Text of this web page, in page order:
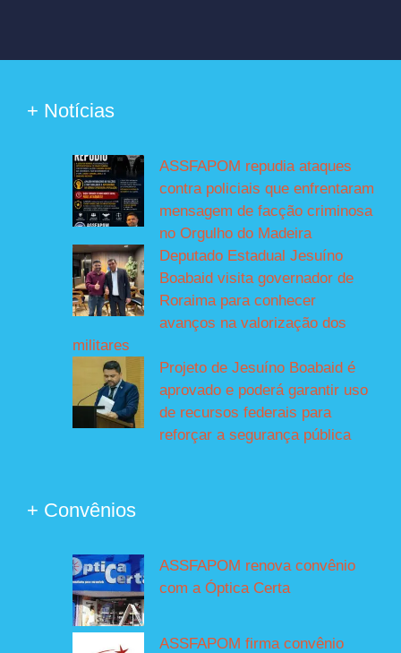
+ Notícias
ASSFAPOM repudia ataques
contra policiais que enfrentaram
mensagem de facção criminosa
no Orgulho do Madeira
Deputado Estadual Jesuíno
Boabaid visita governador de
Roraima para conhecer
avanços na valorização dos
militares
Projeto de Jesuíno Boabaid é
aprovado e poderá garantir uso
de recursos federais para
reforçar a segurança pública
+ Convênios
ASSFAPOM renova convênio
com a Óptica Certa
ASSFAPOM firma convênio